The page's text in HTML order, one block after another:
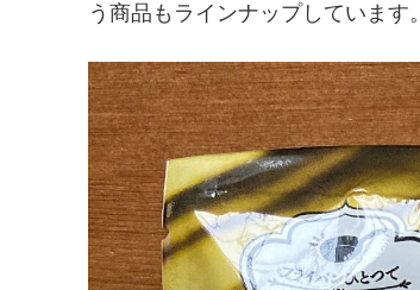
う商品もラインナップしています。